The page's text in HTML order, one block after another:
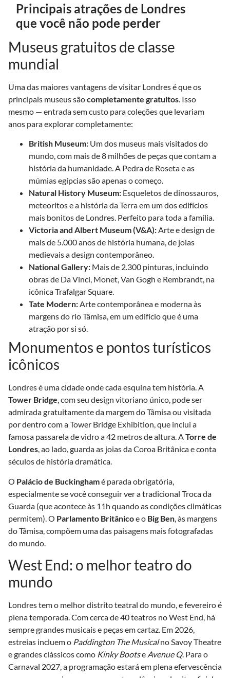
Principais atrações de Londres
que você não pode perder
Museus gratuitos de classe
mundial
Uma das maiores vantagens de visitar Londres é que os
principais museus sãocompletamente gratuitos. Isso
mesmo — entrada sem custo para coleções que levariam
anos para explorar completamente:
British Museum: Um dos museus mais visitados do
mundo, com mais de 8 milhões de peças que contam a
história da humanidade. A Pedra de Roseta e as
múmias egípcias são apenas o começo.
Natural History Museum: Esqueletos de dinossauros,
meteoritos e a história da Terra em um dos edifícios
mais bonitos de Londres. Perfeito para toda a família.
Victoria and Albert Museum (V&A):Arte e design de
mais de 5.000 anos de história humana, de joias
medievais a design contemporâneo.
National Gallery: Mais de 2.300 pinturas, incluindo
obras de Da Vinci, Monet, Van Gogh e Rembrandt, na
icônica Trafalgar Square.
Tate Modern:Arte contemporânea e moderna às
margens do rio Tâmisa, em um edifício que é uma
atração por si só.
Monumentos e pontos turísticos
icônicos
Londres é uma cidade onde cada esquina tem história. A
Tower Bridge, com seu design vitoriano único, pode ser
admirada gratuitamente da margem do Tâmisa ou visitada
por dentro com a Tower Bridge Exhibition, que inclui a
famosa passarela de vidro a 42 metros de altura. ATorre de
Londres, ao lado, guarda as joias da Coroa Britânica e conta
séculos de história dramática.
O Palácio de Buckinghamé parada obrigatória,
especialmente se você conseguir ver a tradicional Troca da
Guarda (que acontece às 11h quando as condições climáticas
permitem). O Parlamento Britânicoe o Big Ben , às margens
do Tâmisa, compõem uma das paisagens mais fotografadas
do mundo.
West End: o melhor teatro do
mundo
Londres tem o melhor distrito teatral do mundo, e fevereiro é
plena temporada. Com cerca de 40 teatros no West End, há
sempre grandes musicais e peças em cartaz. Em 2026,
estreias incluem o Paddington The Musicalno Savoy Theatre
e grandes clássicos como Kinky Bootse Avenue Q. Para o
Carnaval 2027, a programação estará em plena efervescência